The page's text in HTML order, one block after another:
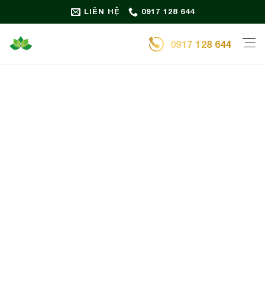
qua
dung
LIÊN HỆ 0917 128 644
0917 128 644